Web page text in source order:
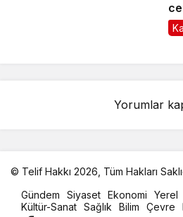
Yorumlar
© Telif Hakkı 2026, Tüm Hakları
oto
kiralama
Gündem Siyaset Ekonomi Yerel
Kültür-Sanat Sağlık Bilim Çevre